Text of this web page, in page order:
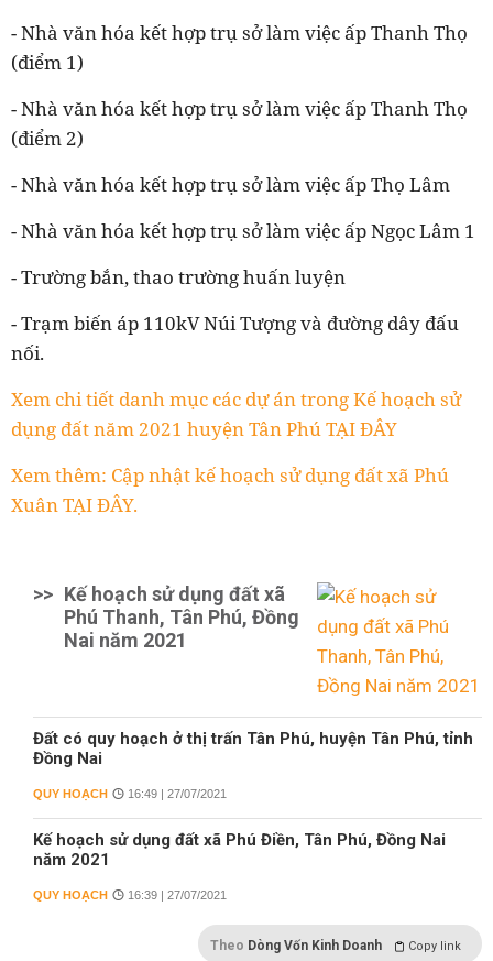
- Nhà văn hóa kết hợp trụ sở làm việc ấp Thanh Thọ
(điểm 1)
- Nhà văn hóa kết hợp trụ sở làm việc ấp Thanh Thọ
(điểm 2)
- Nhà văn hóa kết hợp trụ sở làm việc ấp Thọ Lâm
- Nhà văn hóa kết hợp trụ sở làm việc ấp Ngọc Lâm 1
- Trường bắn, thao trường huấn luyện
- Trạm biến áp 110kV Núi Tượng và đường dây đấu
nối.
Xem chi tiết danh mục các dự án trong Kế hoạch sử
dụng đất năm 2021 huyện Tân Phú TẠI ĐÂY
Xem thêm: Cập nhật kế hoạch sử dụng đất xã Phú
Xuân TẠI ĐÂY.
>> Kế hoạch sử dụng đất xã
Phú Thanh, Tân Phú, Đồng
Nai năm 2021
Đất có quy hoạch ở thị trấn Tân Phú, huyện Tân Phú, tỉnh
Đồng Nai
QUY HOẠCH 16:49 | 27/07/2021
Kế hoạch sử dụng đất xã Phú Điền, Tân Phú, Đồng Nai
năm 2021
QUY HOẠCH 16:39 | 27/07/2021
Theo Dòng Vốn Kinh Doanh Copy link